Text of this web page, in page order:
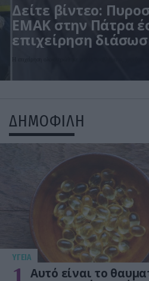
Δείτε βίντεο:
ΕΜΑΚ στην Πάτρα
επιχείρηση
ΔΗΜΟΦΙΛΗ
ΥΓΕΙΑ
Αυτό είναι το